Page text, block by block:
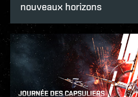
nouveaux horizons